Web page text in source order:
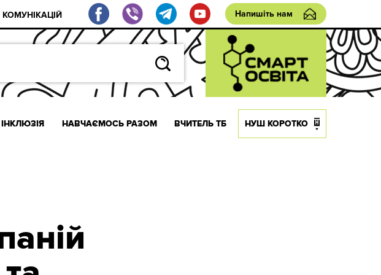
Напишіть нам
ІНКЛЮЗІЯ НАВЧАЄМОСЬ РАЗОМ ВЧИТЕЛЬ ТБ НУШ КОРОТКО